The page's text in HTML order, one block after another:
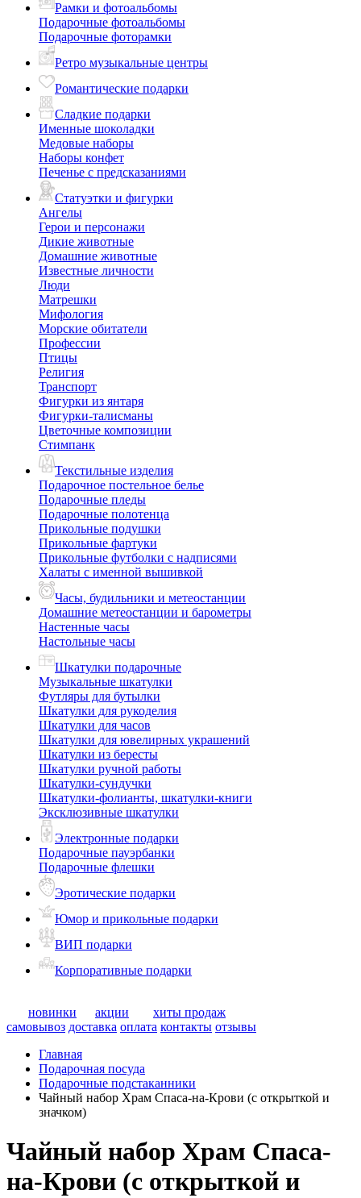
Рамки и фотоальбомы
Подарочные фотоальбомы
Подарочные фоторамки
Ретро музыкальные центры
Романтические подарки
Сладкие подарки
Именные шоколадки
Медовые наборы
Наборы конфет
Печенье с предсказаниями
Статуэтки и фигурки
Ангелы
Герои и персонажи
Дикие животные
Домашние животные
Известные личности
Люди
Матрешки
Мифология
Морские обитатели
Профессии
Птицы
Религия
Транспорт
Фигурки из янтаря
Фигурки-талисманы
Цветочные композиции
Стимпанк
Текстильные изделия
Подарочное постельное белье
Подарочные пледы
Подарочные полотенца
Прикольные подушки
Прикольные фартуки
Прикольные футболки с надписями
Халаты с именной вышивкой
Часы, будильники и метеостанции
Домашние метеостанции и барометры
Настенные часы
Настольные часы
Шкатулки подарочные
Музыкальные шкатулки
Футляры для бутылки
Шкатулки для рукоделия
Шкатулки для часов
Шкатулки для ювелирных украшений
Шкатулки из бересты
Шкатулки ручной работы
Шкатулки-сундучки
Шкатулки-фолианты, шкатулки-книги
Эксклюзивные шкатулки
Электронные подарки
Подарочные пауэрбанки
Подарочные флешки
Эротические подарки
Юмор и прикольные подарки
ВИП подарки
Корпоративные подарки
новинки акции
хиты продаж
самовывоз доставка оплата контакты отзывы
Главная
Подарочная посуда
Подарочные подстаканники
Чайный набор Храм Спаса-на-Крови (с открыткой и
значком)
Чайный набор Храм Спаса-
на-Крови (с открыткой и